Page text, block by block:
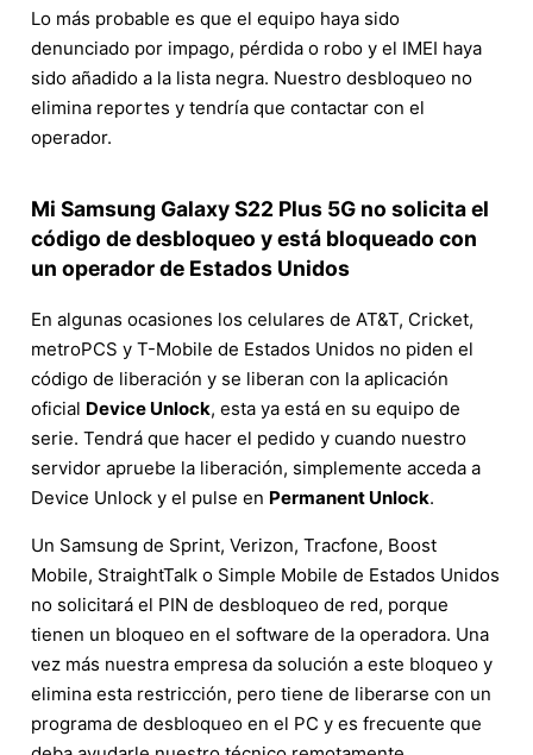
Lo más probable es que el equipo haya sido
denunciado por impago, pérdida o robo y el IMEI haya
sido añadido a la lista negra. Nuestro desbloqueo no
elimina reportes y tendría que contactar con el
operador.
Mi Samsung Galaxy S22 Plus 5G no solicita el
código de desbloqueo y está bloqueado con
un operador de Estados Unidos
En algunas ocasiones los celulares de AT&T, Cricket,
metroPCS y T-Mobile de Estados Unidos no piden el
código de liberación y se liberan con la aplicación
oficial Device Unlock, esta ya está en su equipo de
serie. Tendrá que hacer el pedido y cuando nuestro
servidor apruebe la liberación, simplemente acceda a
Device Unlock y el pulse en Permanent Unlock.
Un Samsung de Sprint, Verizon, Tracfone, Boost
Mobile, StraightTalk o Simple Mobile de Estados Unidos
no solicitará el PIN de desbloqueo de red, porque
tienen un bloqueo en el software de la operadora. Una
vez más nuestra empresa da solución a este bloqueo y
elimina esta restricción, pero tiene de liberarse con un
programa de desbloqueo en el PC y es frecuente que